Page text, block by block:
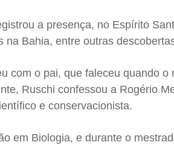
a presença, no Espírito
na Bahia, entre outras
com o pai, que faleceu quando
Ruschi confessou a Rogério
e conservacionista.
em Biologia, e durante o